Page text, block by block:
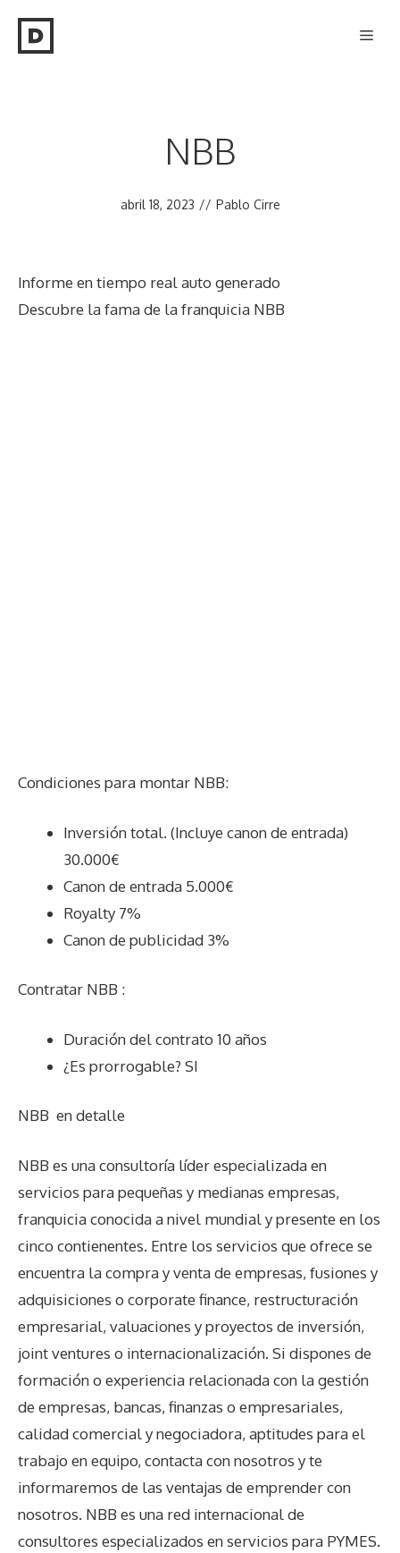
NBB
abril 18, 2023 // Pablo Cirre
Informe en tiempo real auto generado
Descubre la fama de la franquicia NBB
Condiciones para montar NBB:
Inversión total. (Incluye canon de entrada)
30.000€
Canon de entrada 5.000€
Royalty 7%
Canon de publicidad 3%
Contratar NBB :
Duración del contrato 10 años
¿Es prorrogable? SI
NBB en detalle
NBB es una consultoría líder especializada en
servicios para pequeñas y medianas empresas,
franquicia conocida a nivel mundial y presente en los
cinco contienentes. Entre los servicios que ofrece se
encuentra la compra y venta de empresas, fusiones y
adquisiciones o corporate finance, restructuración
empresarial, valuaciones y proyectos de inversión,
joint ventures o internacionalización. Si dispones de
formación o experiencia relacionada con la gestión
de empresas, bancas, finanzas o empresariales,
calidad comercial y negociadora, aptitudes para el
trabajo en equipo, contacta con nosotros y te
informaremos de las ventajas de emprender con
nosotros. NBB es una red internacional de
consultores especializados en servicios para PYMES.